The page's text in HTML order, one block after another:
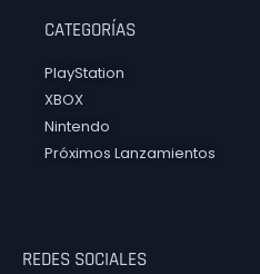
CATEGORÍAS
PlayStation
XBOX
Nintendo
Próximos Lanzamientos
REDES SOCIALES